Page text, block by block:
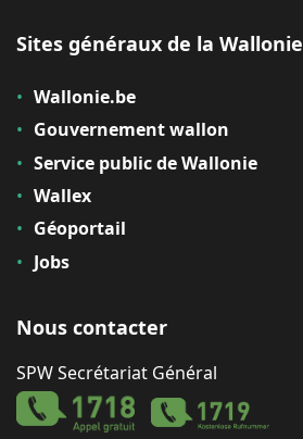
Sites généraux de la Wallonie
Wallonie.be
Gouvernement wallon
Service public de Wallonie
Wallex
Géoportail
Jobs
Nous contacter
SPW Secrétariat Général